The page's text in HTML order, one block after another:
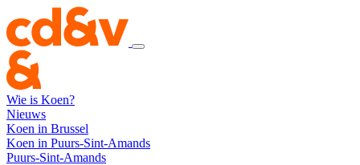
Wie is Koen?
Nieuws
Koen in Brussel
Koen in Puurs-Sint-Amands
Puurs-Sint-Amands